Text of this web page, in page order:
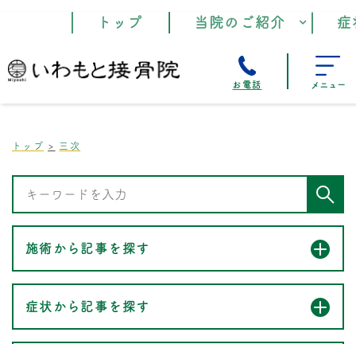
トップ 当院のご紹介
お電話 メニュー
トップ 三次
施術から記事を探す
症状から記事を探す